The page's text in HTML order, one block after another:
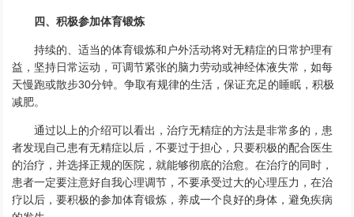
四、积极参加体育锻炼
持续的、适当的体育锻炼和户外活动将对无精症的日常护理有
益，坚持日常运动，可调节紧张的脑力劳动或神经体液失常，如每
天慢跑或散步30分钟。争取有规律的生活，保证充足的睡眠，积极
减肥。
通过以上的介绍可以看出，治疗无精症的方法是非常多的，患
者发现自己患有无精症以后，不要过于担心，只要积极的配合医生
的治疗，并选择正规的医院，就能够彻底的治愈。在治疗的同时，
患者一定要注意好自我心理调节，不要承受过大的心理压力，在治
疗以后，要积极的参加体育锻炼，养成一个良好的身体，避免疾病